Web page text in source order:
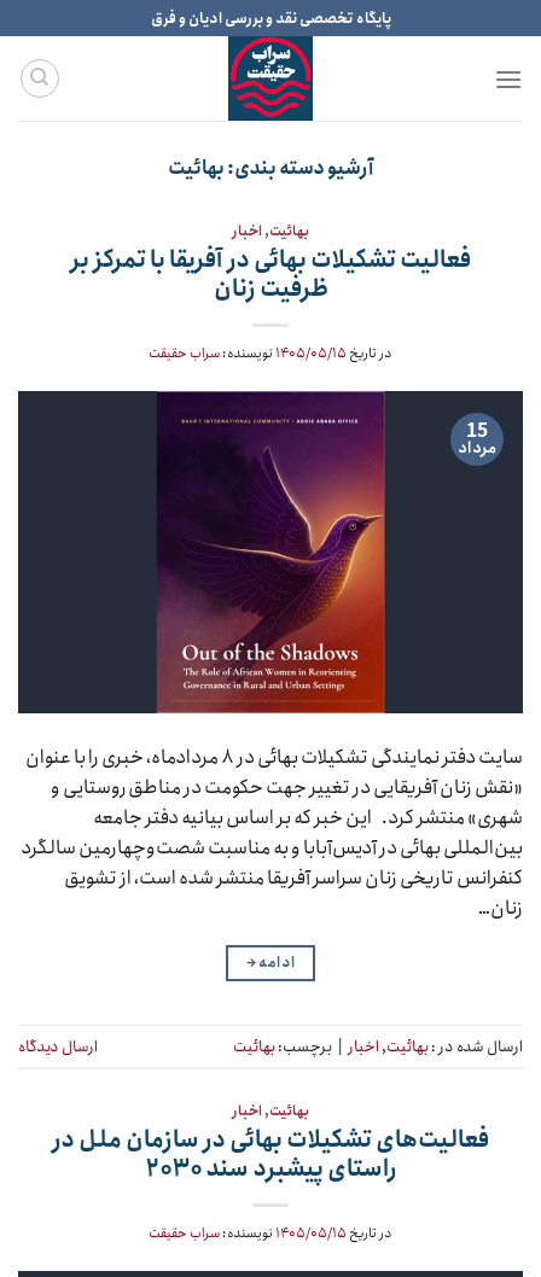
to
content
پایگاه تخصصی نقد و بررسی ادیان و فرق
آرشیو دسته بندی:بهائیت
بهائیت,اخبار
فعالیت تشکیلات بهائی در آفریقا با تمرکز بر
ظرفیت زنان
در تاریخ ۱۴۰۵/۰۵/۱۵ نویسنده:سراب حقیقت
15
مرداد
سایت دفتر نمایندگی تشکیلات بهائی در ۸ مردادماه، خبری را با عنوان
«نقش زنان آفریقایی در تغییر جهت حکومت در مناطق روستایی و
شهری» منتشر کرد. این خبر که بر اساس بیانیه دفتر جامعه
بین‌المللی بهائی در آدیس‌آبابا و به مناسبت شصت‌وچهارمین سالگرد
کنفرانس تاریخی زنان سراسر آفریقا منتشر شده است، از تشویق
زنان…
ادامه→
ارسال شده در :بهائیت, اخبار | برچسب:بهائیت ارسال دیدگاه
بهائیت,اخبار
فعالیت‌های تشکیلات بهائی در سازمان ملل در
راستای پیشبرد سند ۲۰۳۰
در تاریخ ۱۴۰۵/۰۵/۱۵ نویسنده:سراب حقیقت